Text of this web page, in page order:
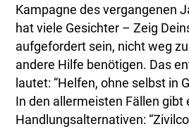
Kampagne des vergangenen
hat viele Gesichter – Zeig
aufgefordert sein, nicht weg
andere Hilfe benötigen. Das
lautet: “Helfen, ohne selbst in
In den allermeisten Fällen gibt
Handlungsalternativen: